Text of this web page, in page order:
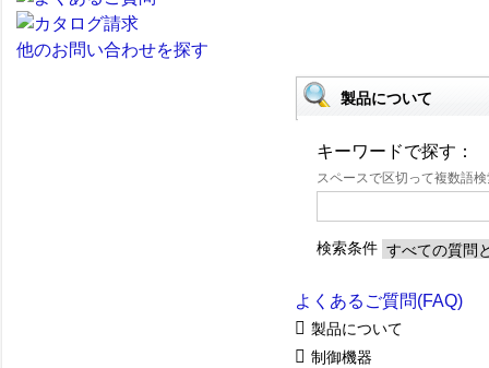
他のお問い合わせを探す
製品について
キーワードで探す：
スペースで区切って複数語
検索条件
よくあるご質問(FAQ)
製品について
制御機器